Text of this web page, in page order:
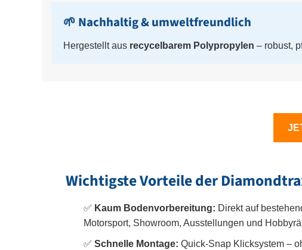
🌱 Nachhaltig & umweltfreundlich
Hergestellt aus recycelbarem Polypropylen – robust,
Wichtigste Vorteile der
✅ Kaum Bodenvorbereitung: Direkt auf
Motorsport, Showroom, Ausstellungen und
✅ Schnelle Montage: Quick-Snap Klicksystem –